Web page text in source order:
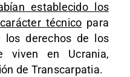
establecido los
técnico para
los derechos de los
viven en Ucrania,
de Transcarpatia.